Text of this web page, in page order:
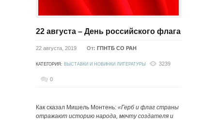
22 августа – День российского флага
22 августа, 2019 От: ГПНТБ СО РАН
КАТЕГОРИЯ: ВЫСТАВКИ И НОВИНКИ ЛИТЕРАТУРЫ 3239
0
Как сказал Мишель Монтень: «Герб и флаг страны
отражают историю народа, мечту создателя и